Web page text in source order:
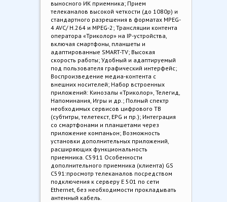
выносного ИК приемника; Прием
телеканалов высокой четкости (до 1080p) и
стандартного разрешения в форматах MPEG-
4 AVC/ H.264 и MPEG-2; Трансляции контента
оператора «Триколор» на IP-устройства,
включая смартфоны, планшеты и
адаптированные SMART-TV; Высокая
скорость работы; Удобный и адаптируемый
под пользователя графический интерфейс;
Воспроизведение медиа-контента с
внешних носителей; Набор встроенных
приложений: Кинозалы «Триколор», Телегид,
Напоминания, Игры и др.; Полный спектр
необходимых сервисов цифрового ТВ
(субтитры, телетекст, EPG и пр.); Интеграция
со смартфонами и планшетами через
приложение компаньон; Возможность
установки дополнительных приложений,
расширяющих функциональность
приемника. С5911 Особенности
дополнительного приемника (клиента) GS
C591:просмотр телеканалов посредством
подключения к серверу E 501 по сети
Ethernet, без необходимости прокладывать
антенный кабель.